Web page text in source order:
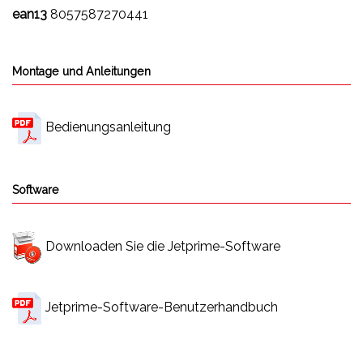
ean13 8057587270441
Montage und Anleitungen
Bedienungsanleitung
Software
Downloaden Sie die Jetprime-Software
Jetprime-Software-Benutzerhandbuch